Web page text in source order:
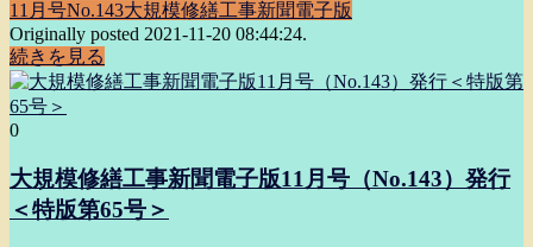
11月号No.143大規模修繕工事新聞電子版
Originally posted 2021-11-20 08:44:24.
続きを見る
0
大規模修繕工事新聞電子版11月号（No.143）発行
＜特版第65号＞